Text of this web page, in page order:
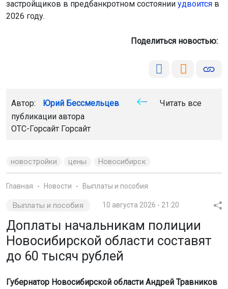
застройщиков в предбанкротном состоянии удвоится в
2026 году.
Поделиться новостью:
Автор: Юрий Бессмельцев
Читать все
публикации автора
ОТС-Горсайт Горсайт
новостройки цены Новосибирск
Главная Новости Выплаты и пособия
Выплаты и пособия 10 августа 2026 - 21:20
Доплаты начальникам полиции
Новосибирской области составят
до 60 тысяч рублей
Губернатор Новосибирской области Андрей Травников